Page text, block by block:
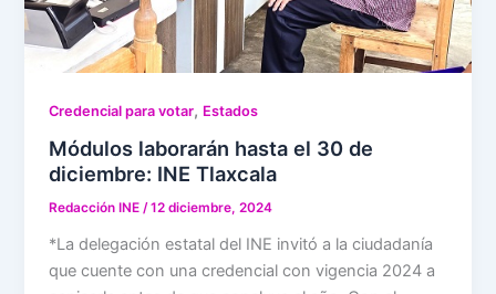
Credencial para votar, Estados
Módulos laborarán hasta el 30 de
diciembre: INE Tlaxcala
Redacción INE/12 diciembre, 2024
*La delegación estatal del INE invitó a la ciudadanía
que cuente con una credencial con vigencia 2024 a